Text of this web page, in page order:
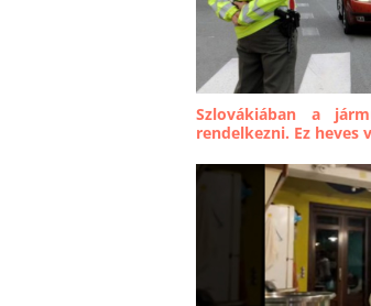
Szlovákiában a
rendelkezni. Ez heves